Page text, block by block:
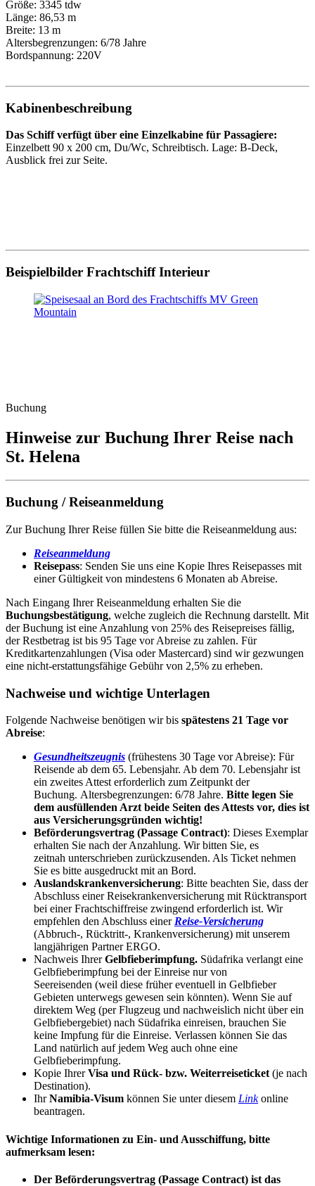
Größe: 3345 tdw
Länge: 86,53 m
Breite: 13 m
Altersbegrenzungen: 6/78 Jahre
Bordspannung: 220V
Kabinenbeschreibung
Das Schiff verfügt über eine Einzelkabine für Passagiere:
Einzelbett 90 x 200 cm, Du/Wc, Schreibtisch. Lage: B-Deck,
Ausblick frei zur Seite.
Beispielbilder Frachtschiff Interieur
Buchung
Hinweise zur Buchung Ihrer Reise nach
St. Helena
Buchung / Reiseanmeldung
Zur Buchung Ihrer Reise füllen Sie bitte die Reiseanmeldung aus:
Reiseanmeldung
Reisepass: Senden Sie uns eine Kopie Ihres Reisepasses mit
einer Gültigkeit von mindestens 6 Monaten ab Abreise.
Nach Eingang Ihrer Reiseanmeldung erhalten Sie die
Buchungsbestätigung, welche zugleich die Rechnung darstellt. Mit
der Buchung ist eine Anzahlung von 25% des Reisepreises fällig,
der Restbetrag ist bis 95 Tage vor Abreise zu zahlen. Für
Kreditkartenzahlungen (Visa oder Mastercard) sind wir gezwungen
eine nicht-erstattungsfähige Gebühr von 2,5% zu erheben.
Nachweise und wichtige Unterlagen
Folgende Nachweise benötigen wir bis spätestens 21 Tage vor
Abreise:
Gesundheitszeugnis (frühestens 30 Tage vor Abreise): Für
Reisende ab dem 65. Lebensjahr. Ab dem 70. Lebensjahr ist
ein zweites Attest erforderlich zum Zeitpunkt der
Buchung. Altersbegrenzungen: 6/78 Jahre. Bitte legen Sie
dem ausfüllenden Arzt beide Seiten des Attests vor, dies ist
aus Versicherungsgründen wichtig!
Beförderungsvertrag (Passage Contract): Dieses Exemplar
erhalten Sie nach der Anzahlung. Wir bitten Sie, es
zeitnah unterschrieben zurückzusenden. Als Ticket nehmen
Sie es bitte ausgedruckt mit an Bord.
Auslandskrankenversicherung: Bitte beachten Sie, dass der
Abschluss einer Reisekrankenversicherung mit Rücktransport
bei einer Frachtschiffreise zwingend erforderlich ist. Wir
empfehlen den Abschluss einer Reise-Versicherung
(Abbruch-, Rücktritt-, Krankenversicherung) mit unserem
langjährigen Partner ERGO.
Nachweis IhrerGelbfieberimpfung. Südafrika verlangt eine
Gelbfieberimpfung bei der Einreise nur von
Seereisenden (weil diese früher eventuell in Gelbfieber
Gebieten unterwegs gewesen sein könnten). Wenn Sie auf
direktem Weg (per Flugzeug und nachweislich nicht über ein
Gelbfiebergebiet) nach Südafrika einreisen, brauchen Sie
keine Impfung für die Einreise. Verlassen können Sie das
Land natürlich auf jedem Weg auch ohne eine
Gelbfieberimpfung.
Kopie IhrerVisa und Rück- bzw. Weiterreiseticket (je nach
Destination).
IhrNamibia-Visum können Sie unter diesem Linkonline
beantragen.
Wichtige Informationen zu Ein- und Ausschiffung, bitte
aufmerksam lesen:
Der Beförderungsvertrag (Passage Contract) ist das